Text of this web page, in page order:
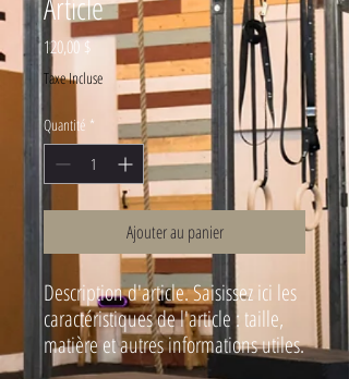
120,00 $Prix
Taxe Incluse
Quantité *
Ajouter au panier
Description d'article. Saisissez ici les
caractéristiques de l'article : taille,
matière et autres informations utiles.